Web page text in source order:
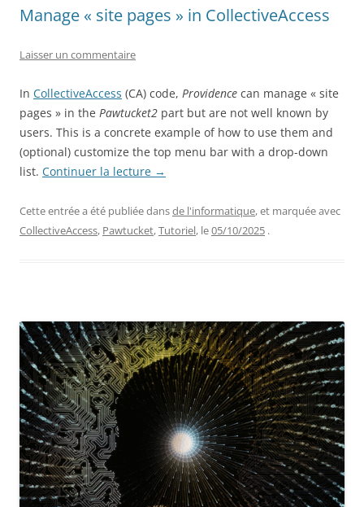
Manage « site pages » in CollectiveAccess
Laisser un commentaire
In CollectiveAccess (CA) code, Providence can manage « site
pages » in the Pawtucket2 part but are not well known by
users. This is a concrete example of how to use them and
(optional) customize the top menu bar with a drop-down
list. Continuer la lecture →
Cette entrée a été publiée dansde l'informatique, et marquée avec
CollectiveAccess, Pawtucket,Tutoriel, le05/10/2025 .